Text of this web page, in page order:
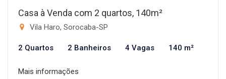
Casa à Venda com 2 quartos, 140m²
Vila Haro, Sorocaba-SP
2 Quartos 2 Banheiros 4 Vagas 140 m²
Mais informações